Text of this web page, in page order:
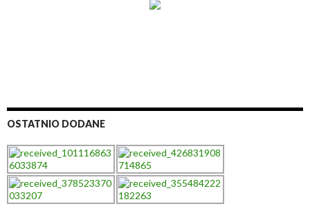
OSTATNIO DODANE